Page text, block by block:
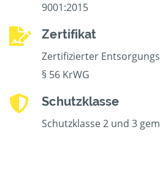
9001:2015
Zertifikat
Zertifizierter
§ 56 KrWG
Schutzklasse
Schutzklasse 2 und 3